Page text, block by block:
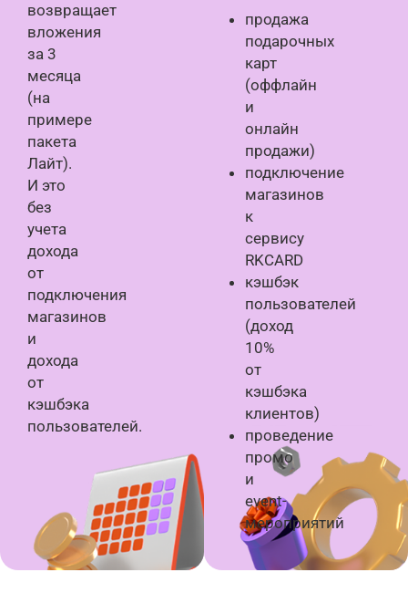
возвращает
вложения
за 3
месяца
(на
примере
пакета
Лайт).
И это
без
учета
дохода
от
подключения
магазинов
и
дохода
от
кэшбэка
пользователей.
продажа
подарочных
карт
(оффлайн
и
онлайн
продажи)
подключение
магазинов
к
сервису
RKCARD
кэшбэк
пользователей
(доход
10%
от
кэшбэка
клиентов)
проведение
промо
и
event-
мероприятий